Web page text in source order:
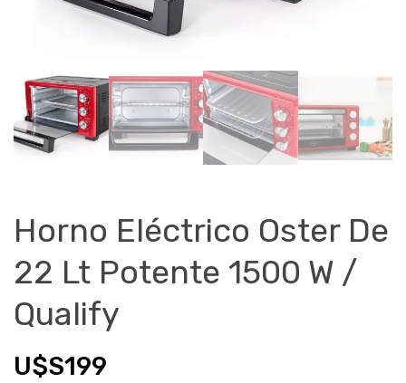
Horno Eléctrico Oster De
22 Lt Potente 1500 W /
Qualify
U$S199